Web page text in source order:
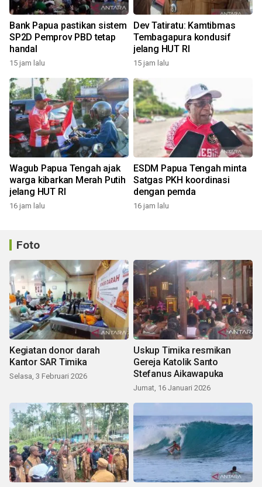
Bank Papua pastikan sistem
SP2D Pemprov PBD tetap
handal
15 jam lalu
Dev Tatiratu: Kamtibmas
Tembagapura kondusif
jelang HUT RI
15 jam lalu
Wagub Papua Tengah ajak
warga kibarkan Merah Putih
jelang HUT RI
16 jam lalu
ESDM Papua Tengah minta
Satgas PKH koordinasi
dengan pemda
16 jam lalu
Foto
Kegiatan donor darah
Kantor SAR Timika
Selasa, 3 Februari 2026
Uskup Timika resmikan
Gereja Katolik Santo
Stefanus Aikawapuka
Jumat, 16 Januari 2026